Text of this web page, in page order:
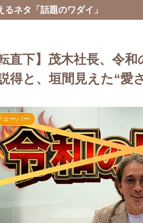
るネタ「話題のワダイ」
転直下】茂木社長、令
得と、垣間見えた“愛
ューバー